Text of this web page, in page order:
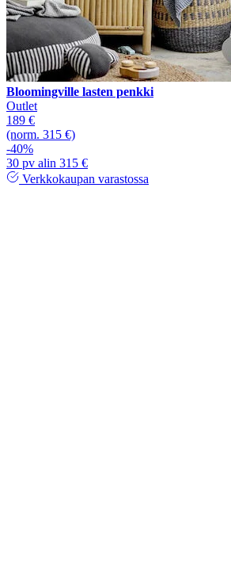
Bloomingville lasten penkki
Outlet
189 €
(norm. 315 €)
-40%
30 pv alin 315 €
Verkkokaupan varastossa